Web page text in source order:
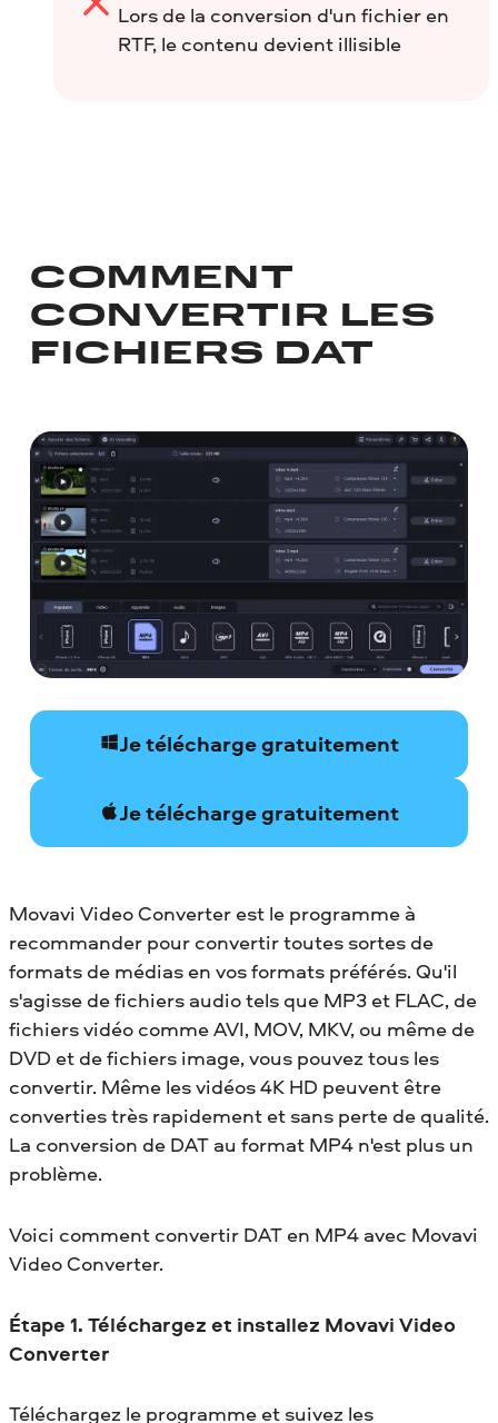
Lors de la conversion d'un fichier en
RTF, le contenu devient illisible
COMMENT
CONVERTIR LES
FICHIERS DAT
Je télécharge gratuitement
Je télécharge gratuitement
Movavi Video Converter est le programme à
recommander pour convertir toutes sortes de
formats de médias en vos formats préférés. Qu'il
s'agisse de fichiers audio tels que MP3 et FLAC, de
fichiers vidéo comme AVI, MOV, MKV, ou même de
DVD et de fichiers image, vous pouvez tous les
convertir. Même les vidéos 4K HD peuvent être
converties très rapidement et sans perte de qualité.
La conversion de DAT au format MP4 n'est plus un
problème.
Voici comment convertir DAT en MP4 avec Movavi
Video Converter.
Étape 1. Téléchargez et installez Movavi Video
Converter
Téléchargez le programme et suivez les